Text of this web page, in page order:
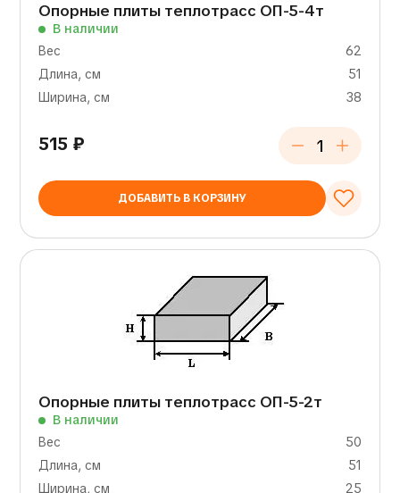
Опорные плиты теплотрасс ОП-5-4т
В наличии
Вес
62
Длина, см
51
Ширина, см
38
515 ₽
ДОБАВИТЬ В КОРЗИНУ
Опорные плиты теплотрасс ОП-5-2т
В наличии
Вес
50
Длина, см
51
Ширина, см
25